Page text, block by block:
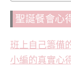
聖誕餐會心
班上自己籌備
小編的真實心